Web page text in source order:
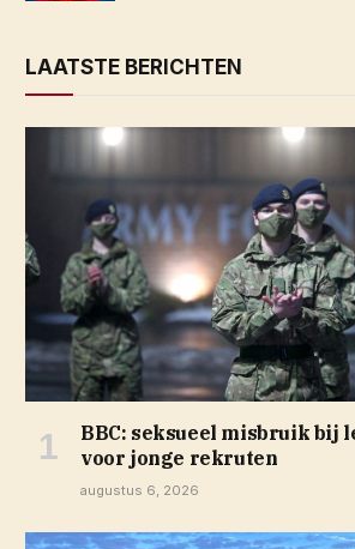
LAATSTE BERICHTEN
BBC: seksueel misbruik bij
voor jonge rekruten
augustus 6, 2026